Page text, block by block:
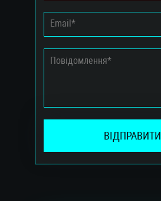
ВІДПРАВИТИ